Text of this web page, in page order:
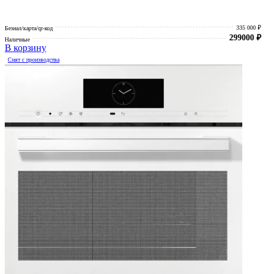
Безнал/карта/qr-код
335 000 ₽
Наличные
299000 ₽
В корзину
Снят с производства